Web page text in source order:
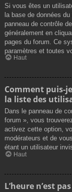
Si vous êtes un
la base de données
panneau de contrôle
généralement en
pages du forum. Ce
paramètres et toutes
Haut
Comment puis-
la liste des
Dans le panneau de
forum », vous
activez cette option,
modérateurs et de
étant un utilisateur
Haut
L’heure n’est